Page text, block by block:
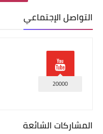
التواصل الإجتماعي
20000
المشاركات الشائعة